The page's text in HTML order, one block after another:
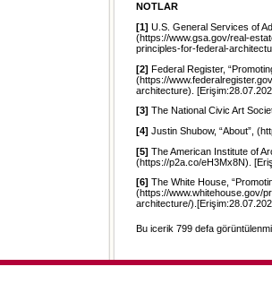
NOTLAR
[1] U.S. General Services of
(https://www.gsa.gov/real-
principles-for-federal-
[2] Federal Register,
(https://
architecture).
[3] The National Civic Art
[4] Justin Shubow, “About”,
[5] The American Institute of
(https://p2a.co/eH3Mx8N).
[6] The White House,
(https://www.whitehouse.gov/
architecture/
Bu icerik 799 defa